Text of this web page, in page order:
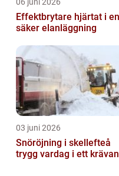
Effektbrytare hjärtat i en
säker elanläggning
03 juni 2026
Snöröjning i skellefteå
trygg vardag i ett